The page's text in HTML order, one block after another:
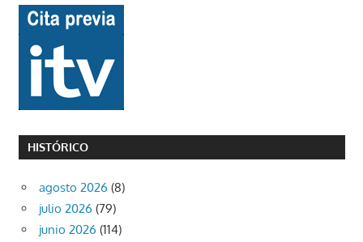
HISTÓRICO
agosto 2026 (8)
julio 2026 (79)
junio 2026 (114)